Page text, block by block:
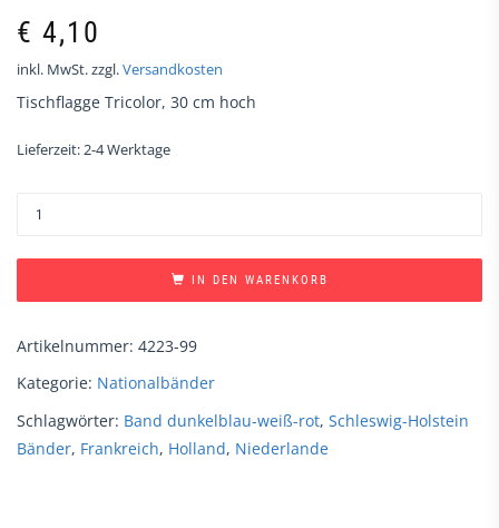
€ 4,10
inkl. MwSt.zzgl.Versandkosten
Tischflagge Tricolor, 30 cm hoch
Lieferzeit:2-4 Werktage
IN DEN WARENKORB
Artikelnummer: 4223-99
Kategorie: Nationalbänder
Schlagwörter: Band dunkelblau-weiß-rot, Schleswig-Holstein
Bänder, Frankreich, Holland, Niederlande